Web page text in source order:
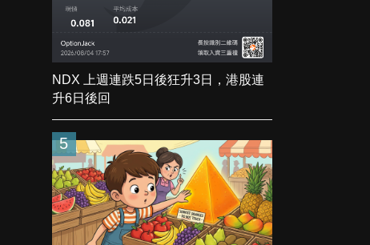
NDX 上週連跌5日後狂升3日，港股連
升6日後回
5